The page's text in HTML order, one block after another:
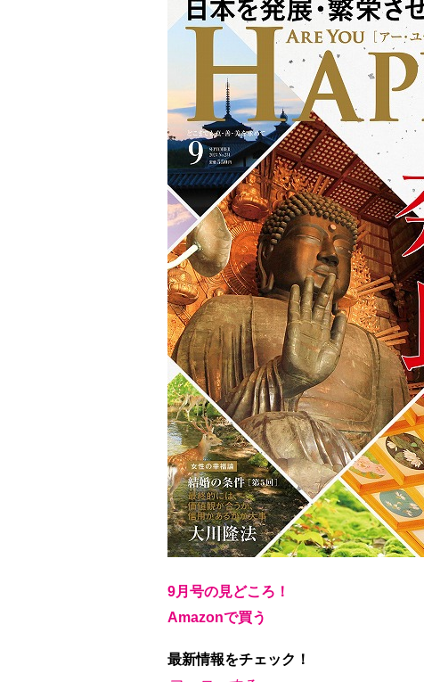
9月号の見どころ！
Amazonで買う
最新情報をチェック！